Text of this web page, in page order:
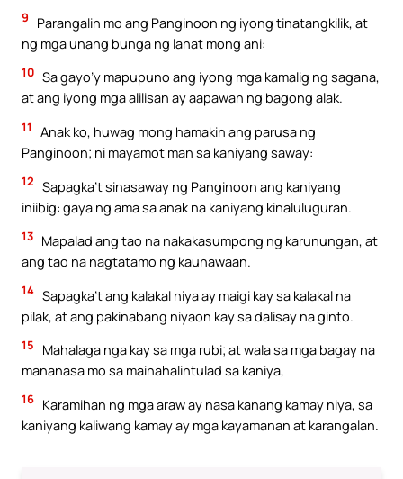
9
Parangalin mo ang Panginoon ng iyong tinatangkilik, at
ng mga unang bunga ng lahat mong ani:
10 Sa gayo’y mapupuno ang iyong mga kamalig ng sagana,
at ang iyong mga alilisan ay aapawan ng bagong alak.
11
Anak ko, huwag mong hamakin ang parusa ng
Panginoon; ni mayamot man sa kaniyang saway:
12 Sapagka’t sinasaway ng Panginoon ang kaniyang
iniibig: gaya ng ama sa anak na kaniyang kinaluluguran.
13 Mapalad ang tao na nakakasumpong ng karunungan, at
ang tao na nagtatamo ng kaunawaan.
14 Sapagka’t ang kalakal niya ay maigi kay sa kalakal na
pilak, at ang pakinabang niyaon kay sa dalisay na ginto.
15
Mahalaga nga kay sa mga rubi; at wala sa mga bagay na
mananasa mo sa maihahalintulad sa kaniya,
16 Karamihan ng mga araw ay nasa kanang kamay niya, sa
kaniyang kaliwang kamay ay mga kayamanan at karangalan.